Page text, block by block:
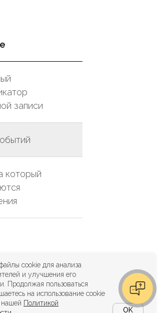
записи
который
cookie для анализа
и улучшения его
Продолжая пользоваться
на использование cookie
нашей Политикой
OK